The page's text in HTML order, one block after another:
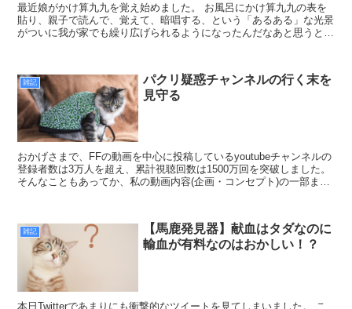
最近娘がかけ算九九を覚え始めました。 お風呂にかけ算九九の表を
貼り、親子で読んで、覚えて、暗唱する、という「あるある」な光景
がついに我が家でも繰り広げられるようになったんだなあと思うと、
雑記
パクリ疑惑チャンネルの行く末を
見守る
おかげさまで、FFの動画を中心に投稿しているyoutubeチャンネルの
登録者数は3万人を超え、累計視聴回数は1500万回を突破しました。
そんなこともあってか、私の動画内容(企画・コンセプト)の一部また
雑記
【馬鹿発見器】献血はタダなのに
輸血が有料なのはおかしい！？
本日Twitterであまりにも衝撃的なツイートを見てしまいました。 こ